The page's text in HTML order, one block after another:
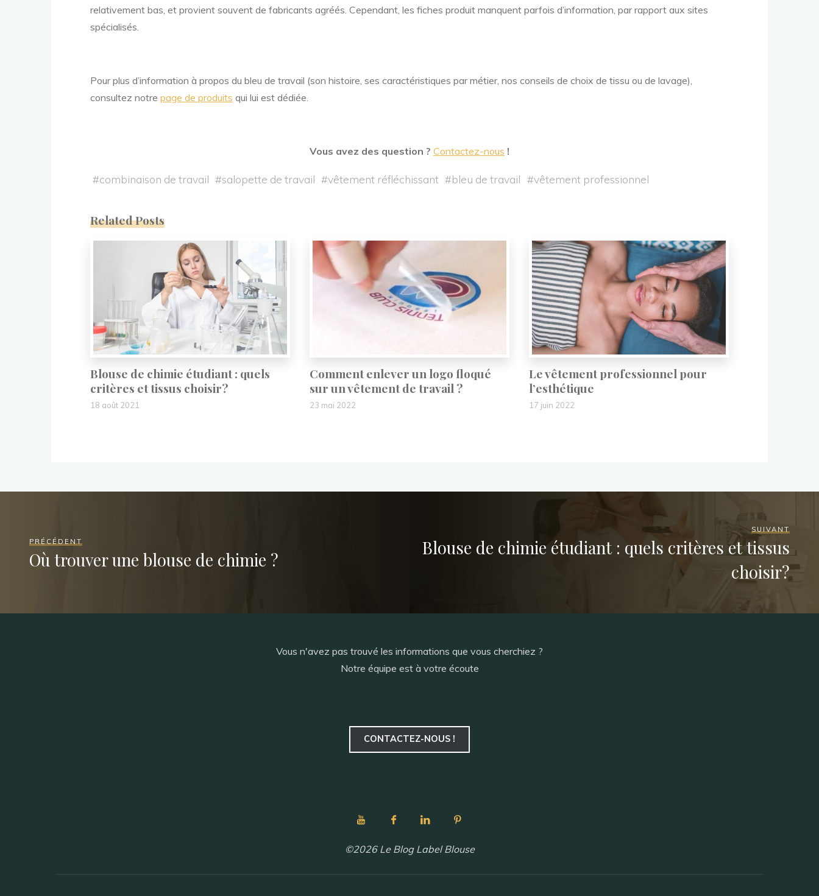
relativement bas, et provient souvent de fabricants agréés. Cependant, les fiches produit manquent parfois d’information, par rapport aux sites
spécialisés.
Pour plus d’information à propos du bleu de travail (son histoire, ses caractéristiques par métier, nos conseils de choix de tissu ou de lavage),
consultez notre page de produits qui lui est dédiée.
Vous avez des question ? Contactez-nous !
#combinaison de travail #salopette de travail #vêtement réfléchissant #bleu de travail #vêtement professionnel
Related Posts
Blouse de chimie étudiant : quels
critères et tissus choisir?
18 août 2021
Comment enlever un logo floqué
sur un vêtement de travail ?
23 mai 2022
Le vêtement professionnel pour
l’esthétique
17 juin 2022
PRÉCÉDENT
Où trouver une blouse de chimie ?
SUIVANT
Blouse de chimie étudiant : quels critères et tissus
choisir?
Vous n'avez pas trouvé les informations que vous cherchiez ?
Notre équipe est à votre écoute
CONTACTEZ-NOUS !
©2026 Le Blog Label Blouse